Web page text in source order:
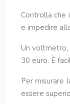
Controlla che
e impedire
Un
30 euro. È
Per misurare
essere